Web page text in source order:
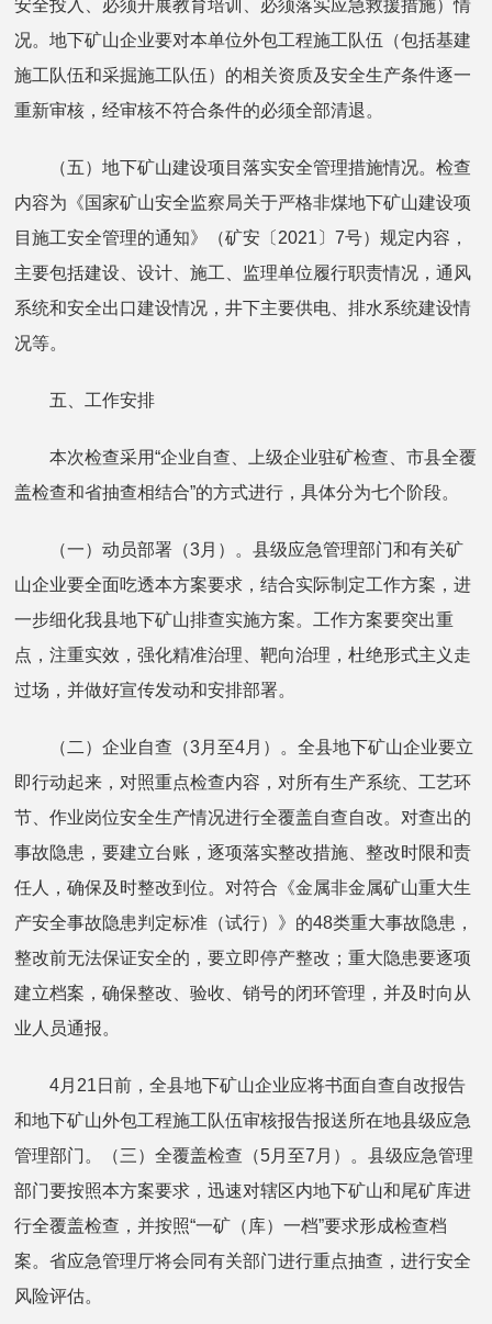
安全投入、必须开展教育培训、必须落实应急救援措施）情
况。地下矿山企业要对本单位外包工程施工队伍（包括基建
施工队伍和采掘施工队伍）的相关资质及安全生产条件逐一
重新审核，经审核不符合条件的必须全部清退。
（五）地下矿山建设项目落实安全管理措施情况。检查
内容为《国家矿山安全监察局关于严格非煤地下矿山建设项
目施工安全管理的通知》（矿安〔2021〕7号）规定内容，
主要包括建设、设计、施工、监理单位履行职责情况，通风
系统和安全出口建设情况，井下主要供电、排水系统建设情
况等。
五、工作安排
本次检查采用“企业自查、上级企业驻矿检查、市县全覆
盖检查和省抽查相结合”的方式进行，具体分为七个阶段。
（一）动员部署（3月）。县级应急管理部门和有关矿
山企业要全面吃透本方案要求，结合实际制定工作方案，进
一步细化我县地下矿山排查实施方案。工作方案要突出重
点，注重实效，强化精准治理、靶向治理，杜绝形式主义走
过场，并做好宣传发动和安排部署。
（二）企业自查（3月至4月）。全县地下矿山企业要立
即行动起来，对照重点检查内容，对所有生产系统、工艺环
节、作业岗位安全生产情况进行全覆盖自查自改。对查出的
事故隐患，要建立台账，逐项落实整改措施、整改时限和责
任人，确保及时整改到位。对符合《金属非金属矿山重大生
产安全事故隐患判定标准（试行）》的48类重大事故隐患，
整改前无法保证安全的，要立即停产整改；重大隐患要逐项
建立档案，确保整改、验收、销号的闭环管理，并及时向从
业人员通报。
4月21日前，全县地下矿山企业应将书面自查自改报告
和地下矿山外包工程施工队伍审核报告报送所在地县级应急
管理部门。（三）全覆盖检查（5月至7月）。县级应急管理
部门要按照本方案要求，迅速对辖区内地下矿山和尾矿库进
行全覆盖检查，并按照“一矿（库）一档”要求形成检查档
案。省应急管理厅将会同有关部门进行重点抽查，进行安全
风险评估。